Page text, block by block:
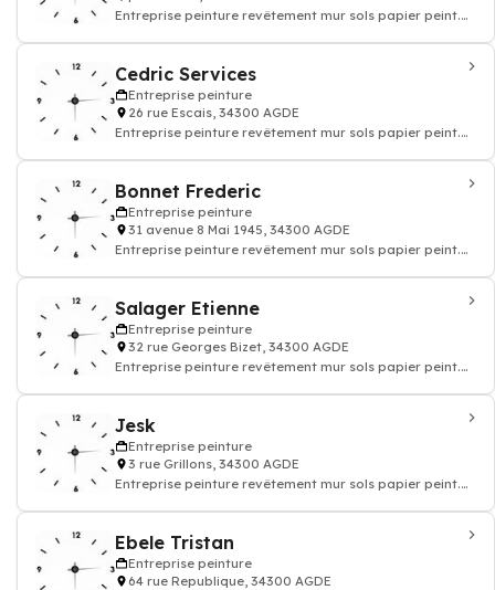
Entreprise peinture revêtement mur sols papier peint.
Cedric Services
Entreprise peinture
26 rue Escais, 34300 AGDE
Entreprise peinture revêtement mur sols papier peint.
Bonnet Frederic
Entreprise peinture
31 avenue 8 Mai 1945, 34300 AGDE
Entreprise peinture revêtement mur sols papier peint.
Salager Etienne
Entreprise peinture
32 rue Georges Bizet, 34300 AGDE
Entreprise peinture revêtement mur sols papier peint.
Jesk
Entreprise peinture
3 rue Grillons, 34300 AGDE
Entreprise peinture revêtement mur sols papier peint.
Ebele Tristan
Entreprise peinture
64 rue Republique, 34300 AGDE